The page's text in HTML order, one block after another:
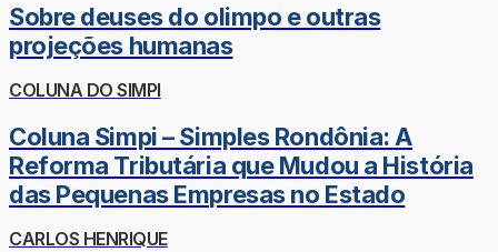
Sobre deuses do olimpo e outras
projeções humanas
COLUNA DO SIMPI
Coluna Simpi – Simples Rondônia: A
Reforma Tributária que Mudou a História
das Pequenas Empresas no Estado
CARLOS HENRIQUE